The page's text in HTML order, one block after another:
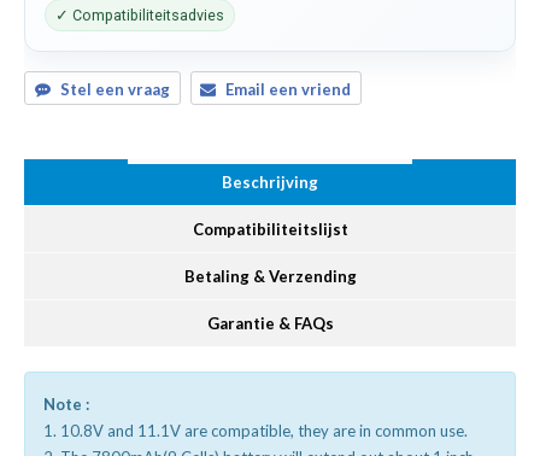
✓ Compatibiliteitsadvies
Stel een vraag Email een vriend
Beschrijving
Compatibiliteitslijst
Betaling & Verzending
Garantie & FAQs
Note :
1. 10.8V and 11.1V are compatible, they are in common use.